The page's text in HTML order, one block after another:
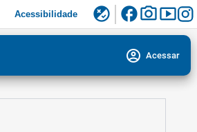
Acessibilidade flaky facebookphoto_camerasmart_display
account_circle Acessar